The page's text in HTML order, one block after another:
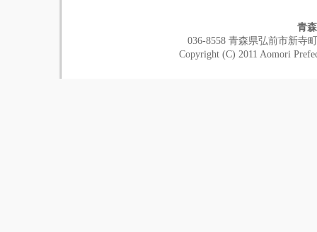
青
036-8558 青森県弘前市新寺
Copyright (C) 2011 Aomori